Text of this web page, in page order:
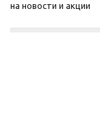
на новости и акции